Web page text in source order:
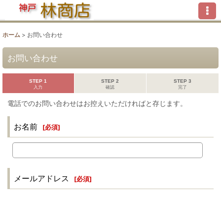
ホーム > お問い合わせ
お問い合わせ
STEP 1
入力
STEP 2
確認
STEP 3
完了
電話でのお問い合わせはお控えいただければと存じます。
お名前 [必須]
メールアドレス [必須]